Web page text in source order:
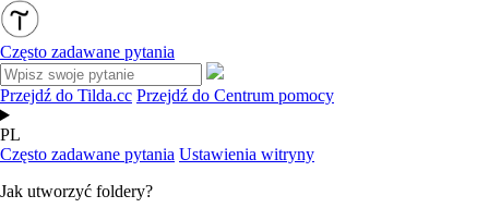
Często zadawane pytania
Przejdź do Tilda.cc Przejdź do Centrum pomocy
PL
Często zadawane pytania Ustawienia witryny
Jak utworzyć foldery?